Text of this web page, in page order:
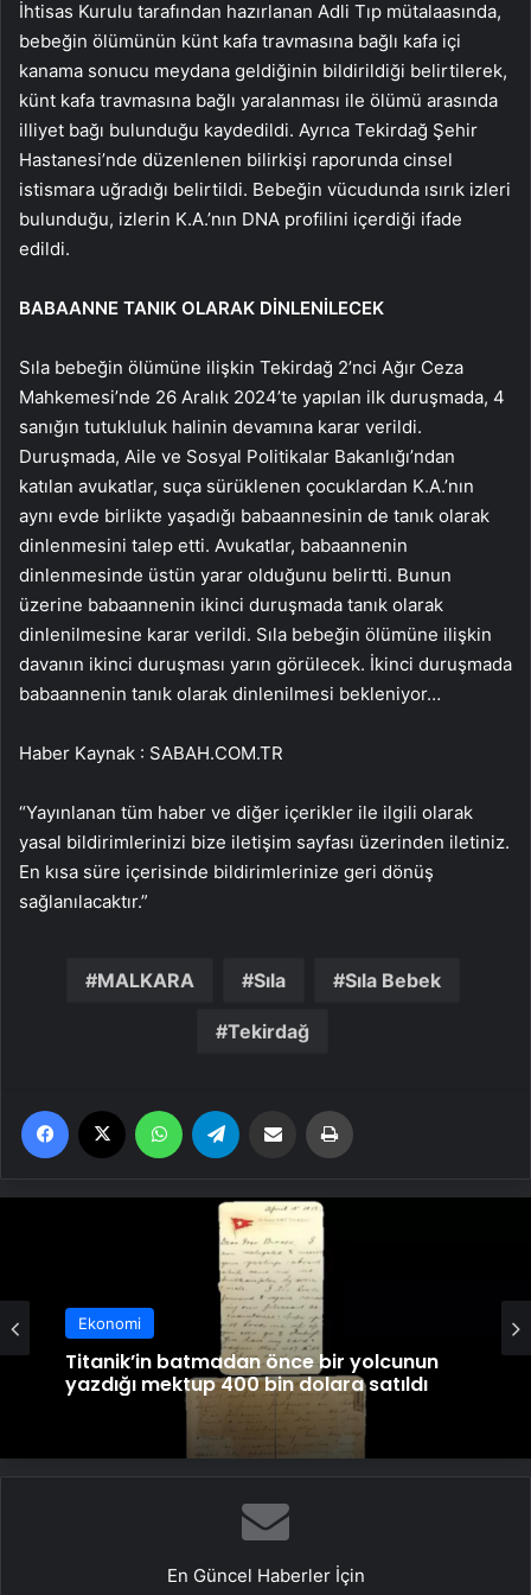
İhtisas Kurulu tarafından hazırlanan Adli Tıp mütalaasında,
bebeğin ölümünün künt kafa travmasına bağlı kafa içi
kanama sonucu meydana geldiğinin bildirildiği belirtilerek,
künt kafa travmasına bağlı yaralanması ile ölümü arasında
illiyet bağı bulunduğu kaydedildi. Ayrıca Tekirdağ Şehir
Hastanesi’nde düzenlenen bilirkişi raporunda cinsel
istismara uğradığı belirtildi. Bebeğin vücudunda ısırık izleri
bulunduğu, izlerin K.A.’nın DNA profilini içerdiği ifade
edildi.
BABAANNE TANIK OLARAK DİNLENİLECEK
Sıla bebeğin ölümüne ilişkin Tekirdağ 2’nci Ağır Ceza
Mahkemesi’nde 26 Aralık 2024’te yapılan ilk duruşmada, 4
sanığın tutukluluk halinin devamına karar verildi.
Duruşmada, Aile ve Sosyal Politikalar Bakanlığı’ndan
katılan avukatlar, suça sürüklenen çocuklardan K.A.’nın
aynı evde birlikte yaşadığı babaannesinin de tanık olarak
dinlenmesini talep etti. Avukatlar, babaannenin
dinlenmesinde üstün yarar olduğunu belirtti. Bunun
üzerine babaannenin ikinci duruşmada tanık olarak
dinlenilmesine karar verildi. Sıla bebeğin ölümüne ilişkin
davanın ikinci duruşması yarın görülecek. İkinci duruşmada
babaannenin tanık olarak dinlenilmesi bekleniyor…
Haber Kaynak : SABAH.COM.TR
“Yayınlanan tüm haber ve diğer içerikler ile ilgili olarak
yasal bildirimlerinizi bize iletişim sayfası üzerinden iletiniz.
En kısa süre içerisinde bildirimlerinize geri dönüş
sağlanılacaktır.”
MALKARA Sıla Sıla Bebek
Tekirdağ
Facebook WhatsApp Email'den paylaş
Ekonomi
Titanik’in batmadan önce bir yolcunun
yazdığı mektup 400 bin dolara satıldı
En Güncel Haberler İçin